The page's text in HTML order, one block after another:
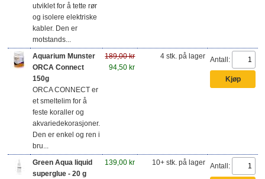
utviklet for å tette rør
og isolere elektriske
kabler. Den er
motstands...
Aquarium Munster
ORCA Connect
150g
ORCA CONNECT er
et smeltelim for å
feste koraller og
akvariedekorasjoner.
Den er enkel og ren i
bru...
189,00 kr
94,50 kr
4 stk. på lager Antall:
Green Aqua liquid
superglue - 20 g
139,00 kr 10+ stk. på lager Antall: